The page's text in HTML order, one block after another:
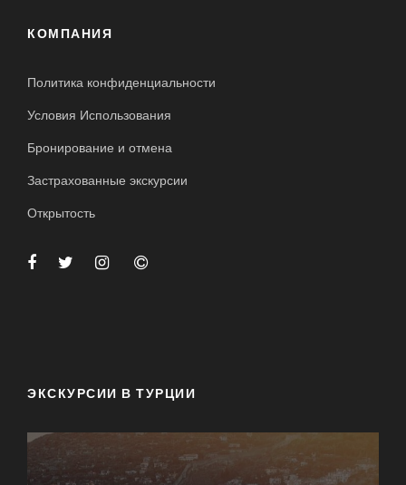
КОМПАНИЯ
Политика конфиденциальности
Условия Использования
Бронирование и отмена
Застрахованные экскурсии
Открытость
ЭКСКУРСИИ В ТУРЦИИ